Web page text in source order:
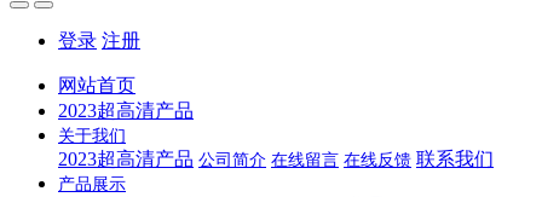
登录 注册
网站首页
2023超高清产品
关于我们
2023超高清产品 公司简介 在线留言 在线反馈 联系我们
产品展示